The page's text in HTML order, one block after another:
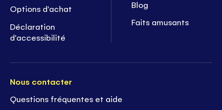
Options d'achat
Déclaration
d'accessibilité
Blog
Faits amusants
Nous contacter
Questions fréquentes et aide